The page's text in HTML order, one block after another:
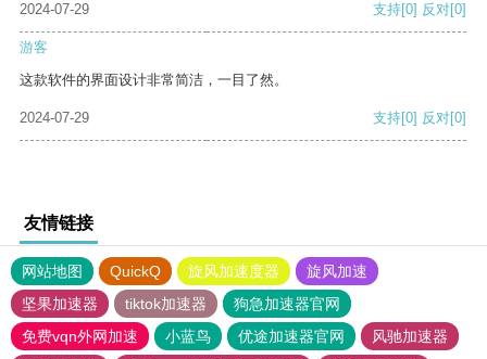
2024-07-29 支持[0] 反对[0]
游客
这款软件的界面设计非常简洁，一目了然。
2024-07-29 支持[0] 反对[0]
友情链接
网站地图 QuickQ 旋风加速度器
旋风加速
坚果加速器
tiktok加速器
狗急加速器官网
免费vqn外网加速
小蓝鸟 优途加速器官网
风驰加速器